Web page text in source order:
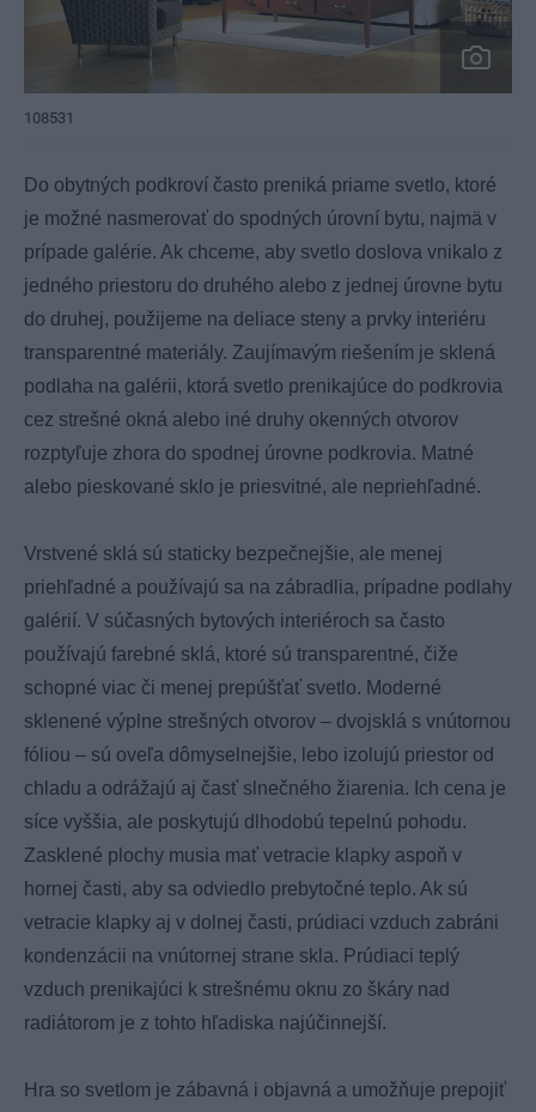
108531
Do obytných podkroví často preniká priame svetlo, ktoré
je možné nasmerovať do spodných úrovní bytu, najmä v
prípade galérie. Ak chceme, aby svetlo doslova vnikalo z
jedného priestoru do druhého alebo z jednej úrovne bytu
do druhej, použijeme na deliace steny a prvky interiéru
transparentné materiály. Zaujímavým riešením je sklená
podlaha na galérii, ktorá svetlo prenikajúce do podkrovia
cez strešné okná alebo iné druhy okenných otvorov
rozptyľuje zhora do spodnej úrovne podkrovia. Matné
alebo pieskované sklo je priesvitné, ale nepriehľadné.
Vrstvené sklá sú staticky bezpečnejšie, ale menej
priehľadné a používajú sa na zábradlia, prípadne podlahy
galérií. V súčasných bytových interiéroch sa často
používajú farebné sklá, ktoré sú transparentné, čiže
schopné viac či menej prepúšťať svetlo. Moderné
sklenené výplne strešných otvorov – dvojsklá s vnútornou
fóliou – sú oveľa dômyselnejšie, lebo izolujú priestor od
chladu a odrážajú aj časť slnečného žiarenia. Ich cena je
síce vyššia, ale poskytujú dlhodobú tepelnú pohodu.
Zasklené plochy musia mať vetracie klapky aspoň v
hornej časti, aby sa odviedlo prebytočné teplo. Ak sú
vetracie klapky aj v dolnej časti, prúdiaci vzduch zabráni
kondenzácii na vnútornej strane skla. Prúdiaci teplý
vzduch prenikajúci k strešnému oknu zo škáry nad
radiátorom je z tohto hľadiska najúčinnejší.
Hra so svetlom je zábavná i objavná a umožňuje prepojiť